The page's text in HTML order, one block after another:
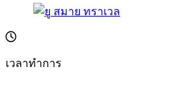
เวลาทำการ